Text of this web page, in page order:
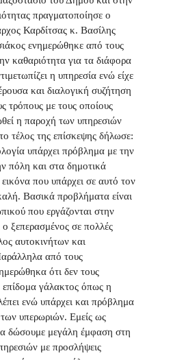
πραγματοποίησε ο
Καρδίτσας κ. Βασίλης
ενημερώθηκε από τους
καθαριότητα για τα διάφορα
η υπηρεσία ενώ είχε
και διαλογική συζήτηση
τρόπους με τους οποίους
η παροχή των υπηρεσιών
τέλος της επίσκεψης δήλωσε:
υπάρχει πρόβλημα με την
πόλη και στα δημοτικά
που υπάρχει σε αυτό τον
Βασικά προβλήματα είναι
που εργάζονται στην
ξεπερασμένος σε πολλές
αυτοκινήτων και
από τους
ότι δεν τους
επίδομα γάλακτος όπως η
ενώ υπάρχει και πρόβλημα
υπερωριών. Εμείς ως
δώσουμε μεγάλη έμφαση στη
με προσλήψεις